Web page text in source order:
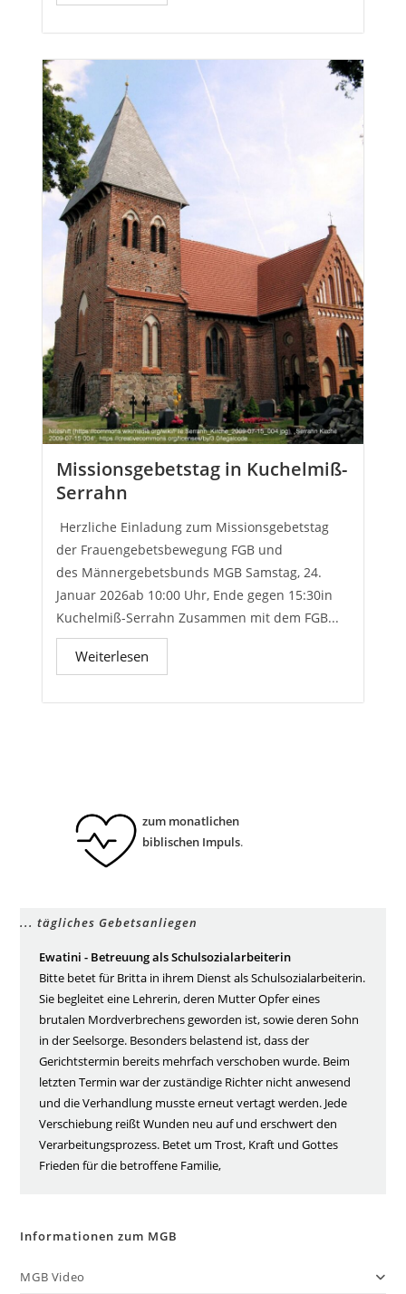
Missionsgebetstag in Kuchelmiß-
Serrahn
Herzliche Einladung zum Missionsgebetstag
der Frauengebetsbewegung FGB und
des Männergebetsbunds MGB Samstag, 24.
Januar 2026ab 10:00 Uhr, Ende gegen 15:30in
Kuchelmiß-Serrahn Zusammen mit dem FGB...
Weiterlesen
zum monatlichen
biblischen Impuls.
... tägliches Gebetsanliegen
Ewatini - Betreuung als Schulsozialarbeiterin
Bitte betet für Britta in ihrem Dienst als Schulsozialarbeiterin.
Sie begleitet eine Lehrerin, deren Mutter Opfer eines
brutalen Mordverbrechens geworden ist, sowie deren Sohn
in der Seelsorge. Besonders belastend ist, dass der
Gerichtstermin bereits mehrfach verschoben wurde. Beim
letzten Termin war der zuständige Richter nicht anwesend
und die Verhandlung musste erneut vertagt werden. Jede
Verschiebung reißt Wunden neu auf und erschwert den
Verarbeitungsprozess. Betet um Trost, Kraft und Gottes
Frieden für die betroffene Familie,
Informationen zum MGB
MGB Video